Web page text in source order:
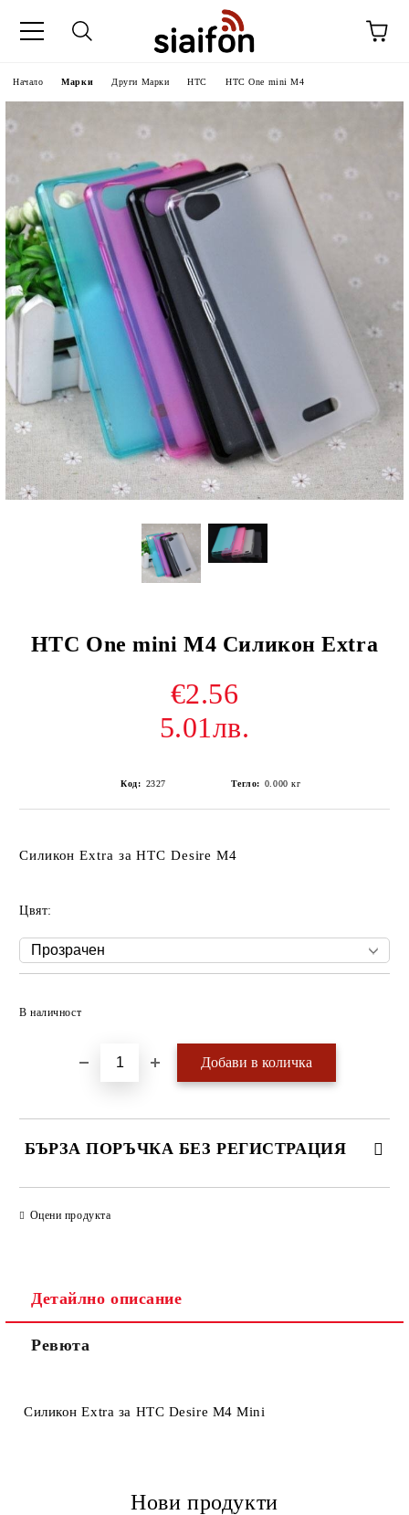
Начало Марки Други Марки HTC HTC One mini M4
HTC One mini M4 Силикон Extra
€2.56
5.01лв.
Код: 2327 Тегло: 0.000 кг
Силикон Extra за HTC Desire M4
Цвят:
В наличност
БЪРЗА ПОРЪЧКА БЕЗ РЕГИСТРАЦИЯ
Оцени продукта
Детайлно описание
Ревюта
Силикон Extra за HTC Desire M4 Mini
Нови продукти